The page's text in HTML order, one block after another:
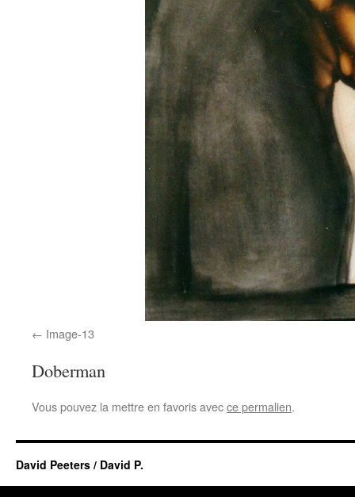
Image-13
Doberman
Vous pouvez la mettre en favoris avecce permalien.
David Peeters / David P.